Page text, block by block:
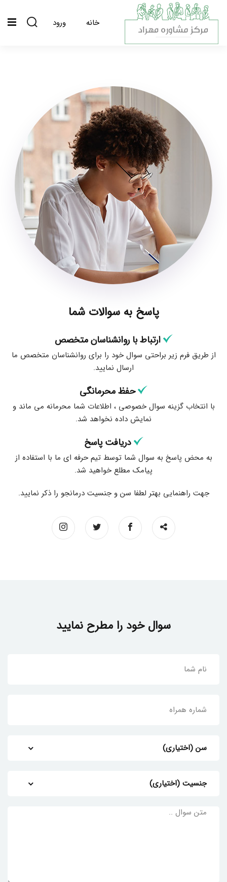
خانه ورود
پاسخ به سوالات شما
ارتباط با روانشناسان متخصص
از طریق فرم زیر براحتی سوال خود را برای روانشناسان متخصص ما
ارسال نمایید.
حفظ محرمانگی
با انتخاب گزینه سوال خصوصی ، اطلاعات شما محرمانه می ماند و
نمایش داده نخواهد شد.
دریافت پاسخ
به محض پاسخ به سوال شما توسط تیم حرفه ای ما با استفاده از
پیامک مطلع خواهید شد.
جهت راهنمایی بهتر لطفا سن و جنسیت درمانجو را ذکر نمایید.
سوال خود را مطرح نمایید